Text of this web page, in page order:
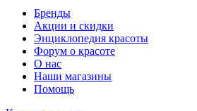
Бренды
Акции и скидки
Энциклопедия красоты
Форум о красоте
О нас
Наши магазины
Помощь